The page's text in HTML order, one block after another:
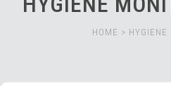
HOME > HYGIENE